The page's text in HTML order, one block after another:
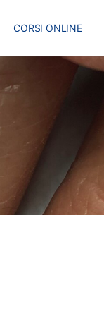
CORSI ONLINE